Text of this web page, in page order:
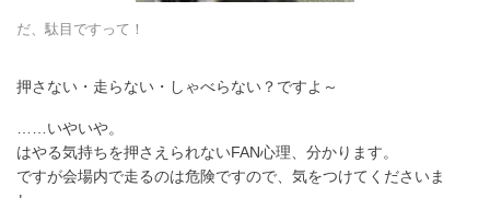
だ、駄目ですって！
押さない・走らない・しゃべらない？ですよ～
……いやいや。
はやる気持ちを押さえられないFAN心理、分かります。
ですが会場内で走るのは危険ですので、気をつけてくださいま